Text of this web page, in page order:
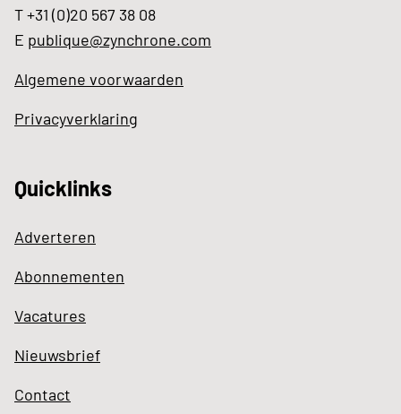
T +31 (0)20 567 38 08
E publique@zynchrone.com
Algemene voorwaarden
Privacyverklaring
Quicklinks
Adverteren
Abonnementen
Vacatures
Nieuwsbrief
Contact